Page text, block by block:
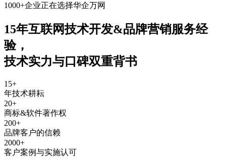
1000+企业正在选择华企万网
15年互联网技术开发&品牌营销服务经
验，
技术实力与口碑双重背书
15+
年技术耕耘
20+
商标&软件著作权
200+
品牌客户的信赖
2000+
客户案例与实施认可